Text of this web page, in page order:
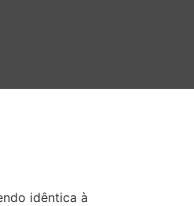
idêntica à